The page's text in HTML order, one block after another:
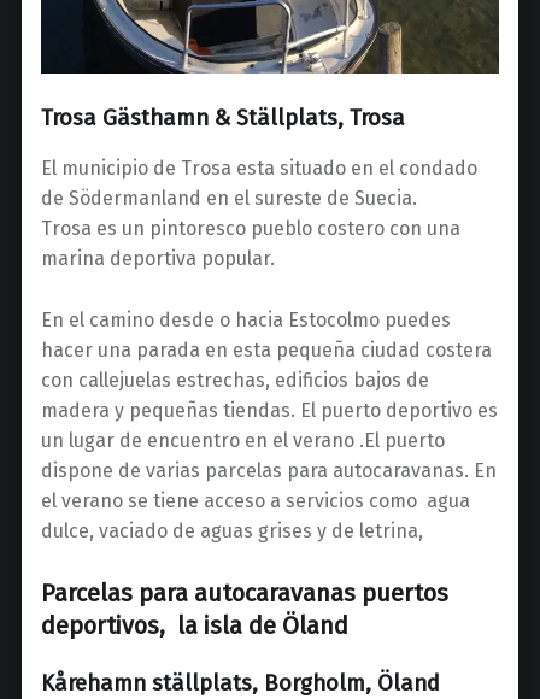
Trosa Gästhamn & Ställplats, Trosa
El municipio de Trosa esta situado en el condado
de Södermanland en el sureste de Suecia.
Trosa es un pintoresco pueblo costero con una
marina deportiva popular.
En el camino desde o hacia Estocolmo puedes
hacer una parada en esta pequeña ciudad costera
con callejuelas estrechas, edificios bajos de
madera y pequeñas tiendas. El puerto deportivo es
un lugar de encuentro en el verano .El puerto
dispone de varias parcelas para autocaravanas. En
el verano se tiene acceso a servicios como agua
dulce, vaciado de aguas grises y de letrina,
Parcelas para autocaravanas puertos
deportivos, la isla de Öland
Kårehamn ställplats, Borgholm, Öland